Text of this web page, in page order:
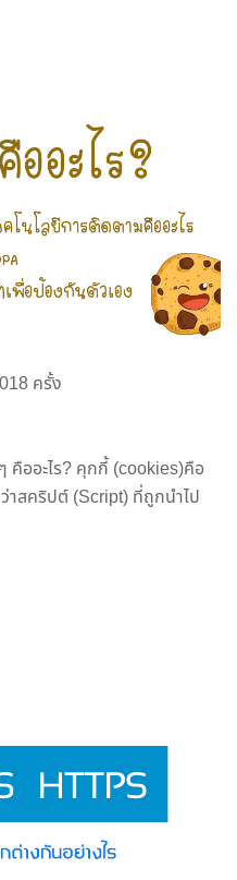
ครั้ง
คืออะไร? คุกกี้ (cookies)คือ
าสคริปต์ (Script) ที่ถูกนำไป